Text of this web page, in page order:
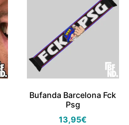
Bufanda Barcelona Fck
Psg
13,95€